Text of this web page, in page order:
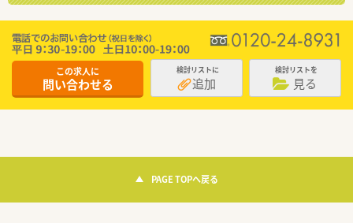
この求人に
問い合わせる
検討リストに
追加
検討リストを
見る
PAGE TOPへ戻る